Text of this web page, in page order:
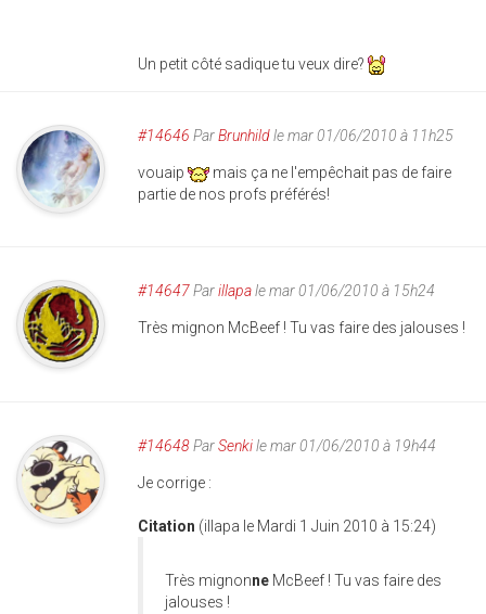
Un petit côté sadique tu veux dire?
#14646 ParBrunhildle mar 01/06/2010 à 11h25
vouaip
mais ça ne l'empêchait pas de faire
partie de nos profs préférés!
#14647Parillapale mar 01/06/2010 à 15h24
Très mignon McBeef ! Tu vas faire des jalouses !
#14648ParSenkile mar 01/06/2010 à 19h44
Je corrige :
Citation (illapa le Mardi 1 Juin 2010 à 15:24)
Très mignonne McBeef ! Tu vas faire des
jalouses !